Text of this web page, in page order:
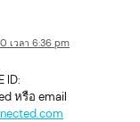
เวลา 6:36 pm
ID:
หรือ email